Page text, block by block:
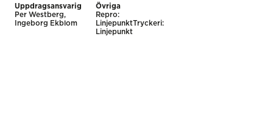
Uppdragsansvarig
Per Westberg,
Ingeborg Ekblom
Övriga
Repro:
LinjepunktTryckeri:
Linjepunkt